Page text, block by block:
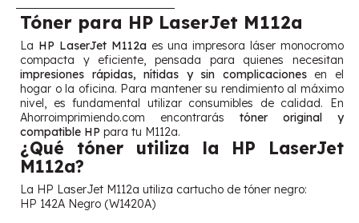
Tóner para HP LaserJet M112a
La HP LaserJet M112aes una impresora láser monocromo
compacta y eficiente, pensada para quienes necesitan
impresiones rápidas, nítidas y sin complicacionesen el
hogar o la oficina. Para mantener su rendimiento al máximo
nivel, es fundamental utilizar consumibles de calidad. En
Ahorroimprimiendo.com encontrarás tóner original y
compatible HP para tu M112a.
¿Qué tóner utiliza la HP LaserJet
M112a?
La HP LaserJet M112a utiliza cartucho de tóner negro:
HP 142A Negro (W1420A)